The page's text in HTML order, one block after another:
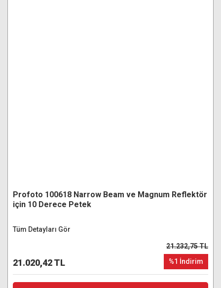
Profoto 100618 Narrow Beam ve Magnum Reflektör
için 10 Derece Petek
Tüm Detayları Gör
21.020,42 TL
21.232,75 TL
%1 İndirim